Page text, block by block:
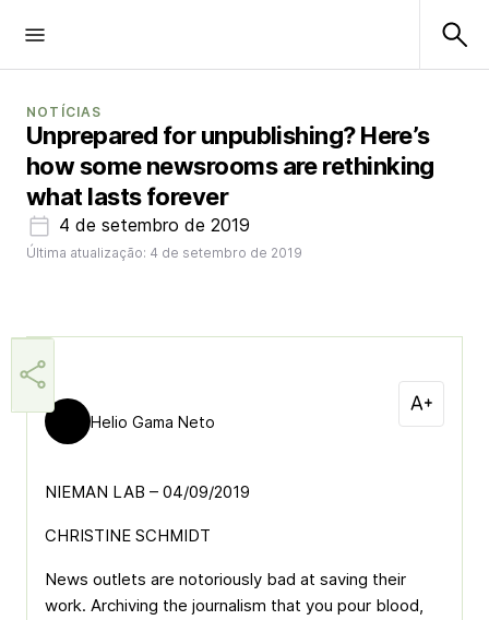
NOTÍCIAS
Unprepared for unpublishing? Here’s
how some newsrooms are rethinking
what lasts forever
4 de setembro de 2019
Última atualização: 4 de setembro de 2019
Helio Gama Neto
NIEMAN LAB – 04/09/2019
CHRISTINE SCHMIDT
News outlets are notoriously bad at saving their
work. Archiving the journalism that you pour blood,